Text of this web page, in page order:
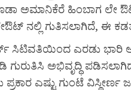
ಅಮಾನಿಕೆರೆ ಹಿಂಬಾಗ ಲೇ
ನಲ್ಲಿ ಗುತಿಸಲಾಗಿದೆ, ಈ
ಸಿಟಿವತಿಯಿಂದ ಎರಡು ಭಾರಿ
ಗುರುತಿಸಿ ಅಭಿವೃದ್ಧಿ
ಎಷ್ಟು ಗುಂಟೆ ವಿಸ್ಥೀರ್ಣ